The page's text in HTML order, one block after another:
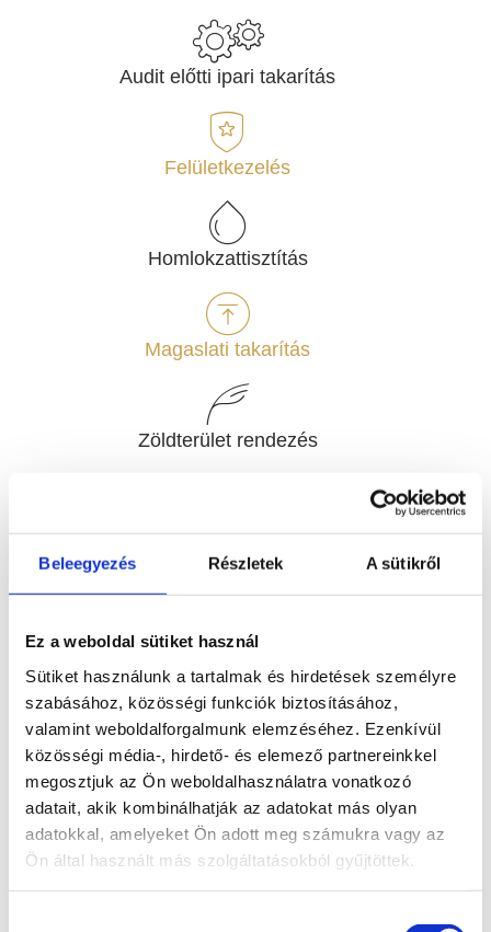
Beleegyezés Részletek A sütikről
Ez a weboldal sütiket használ
Sütiket használunk a tartalmak és hirdetések személyre
szabásához, közösségi funkciók biztosításához,
valamint weboldalforgalmunk elemzéséhez. Ezenkívül
közösségi média-, hirdető- és elemező partnereinkkel
megosztjuk az Ön weboldalhasználatra vonatkozó
adatait, akik kombinálhatják az adatokat más olyan
adatokkal, amelyeket Ön adott meg számukra vagy az
Ön által használt más szolgáltatásokból gyűjtöttek.
Audit előtti ipari takarítás
Felületkezelés
Homlokzattisztítás
Magaslati takarítás
Zöldterület rendezés
Komplex vagyonvédelem
Munkaruházat, munkavédelmi eszközök
Munkaerő kölcsönzés
Burkolatok, szaniterek és fürdőszobabútorok